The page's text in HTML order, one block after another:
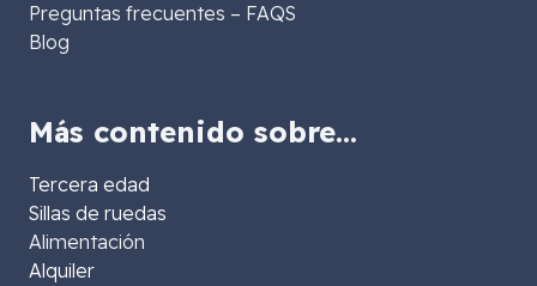
Preguntas frecuentes – FAQS
Blog
Más contenido sobre…
Tercera edad
Sillas de ruedas
Alimentación
Alquiler